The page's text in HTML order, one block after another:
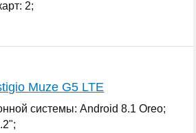
2;
Muze G5 LTE
системы: Android 8.1 Oreo;